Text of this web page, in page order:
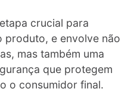
crucial para
produto, e envolve não
mas também uma
que protegem
o consumidor final.